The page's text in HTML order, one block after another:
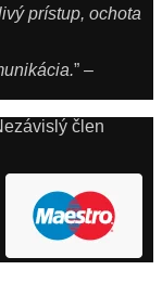
prístup, ochota
” –
člen